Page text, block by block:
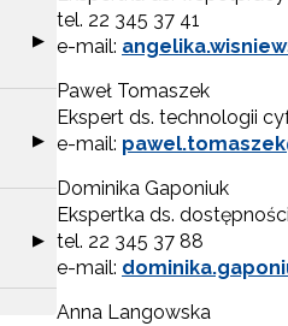
Rozwiń sekcję "Utworzenie i
▶
Rozwiń sekcję
▶
Rozwiń sekcję "Rozwijanie metod
▶
tel. 22 345 37 41
e-mail:
Paweł Tomaszek
Ekspert ds. technologii
e-mail:
Dominika Gaponiuk
Ekspertka ds.
tel. 22 345 37 88
e-mail:
Anna Langowska